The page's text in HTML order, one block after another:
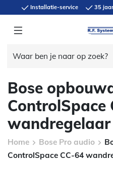
Installatie-service 35
Bose
ControlSpace
wandregelaar
Home Bose Pro audio
ControlSpace CC-64